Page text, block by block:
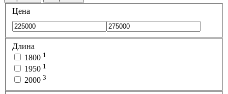
Цена
Длина
1800 1
1950 1
2000 3